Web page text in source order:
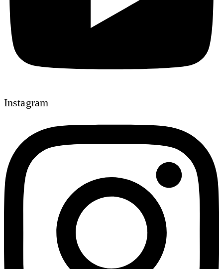
Instagram